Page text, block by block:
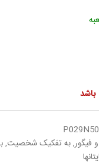
باشد
فیگور,به تفکیک شخصیت,